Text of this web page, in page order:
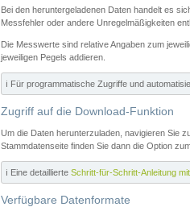
Bei den heruntergeladenen Daten handelt es
Messfehler oder andere Unregelmäßigkeiten
Die Messwerte sind relative Angaben zum
jeweiligen Pegels addieren.
ℹ️ Für programmatische Zugriffe und
Zugriff auf die Download-Funktion
Um die Daten herunterzuladen, navigieren Sie
Stammdatenseite finden Sie dann die Option
ℹ️ Eine detaillierte Schritt-für-Schritt-Anleitung
Verfügbare Datenformate